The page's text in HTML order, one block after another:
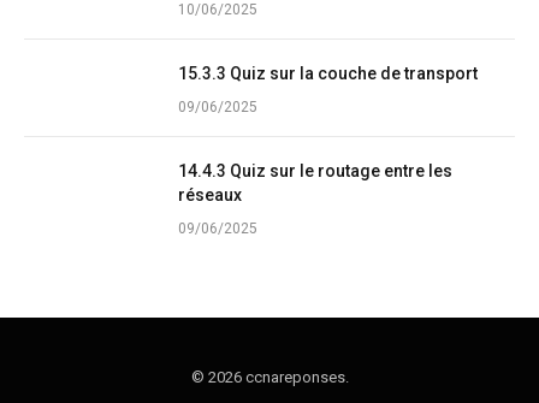
10/06/2025
15.3.3 Quiz sur la couche de transport
09/06/2025
14.4.3 Quiz sur le routage entre les
réseaux
09/06/2025
© 2026 ccnareponses.